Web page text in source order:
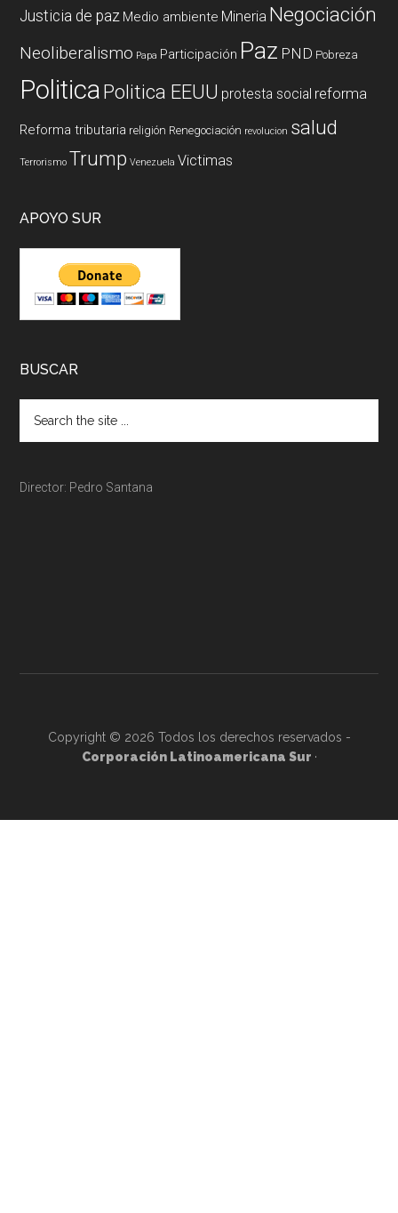
Justicia de paz Medio ambiente Mineria Negociación
Neoliberalismo Papa Participación Paz PND Pobreza
PoliticaPolitica EEUU protesta social reforma
Reforma tributaria religión Renegociación revolucion salud
Terrorismo Trump Venezuela Victimas
APOYO SUR
BUSCAR
Director: Pedro Santana
Copyright © 2026 Todos los derechos reservados -
Corporación Latinoamericana Sur ·